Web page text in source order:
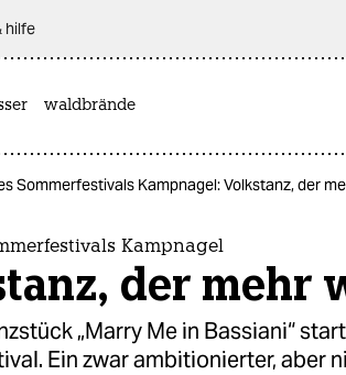
hilfe
waldbrände
Sommerfestivals Kampnagel: Volkstanz, der
Kampnagel
der mehr
„Marry Me in Bassiani“
Ein zwar ambitionierter, aber